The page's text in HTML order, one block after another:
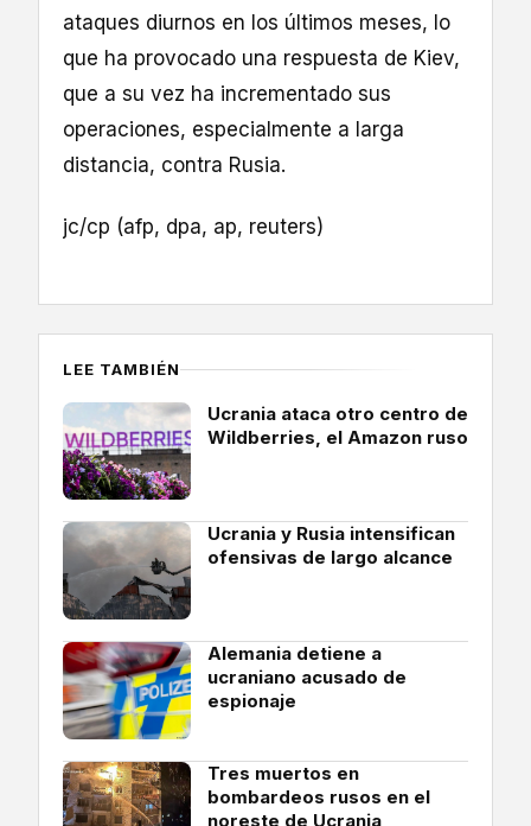
ataques diurnos en los últimos meses, lo
que ha provocado una respuesta de Kiev,
que a su vez ha incrementado sus
operaciones, especialmente a larga
distancia, contra Rusia.
jc/cp (afp, dpa, ap, reuters)
LEE TAMBIÉN
Ucrania ataca otro centro de
Wildberries, el Amazon ruso
Ucrania y Rusia intensifican
ofensivas de largo alcance
Alemania detiene a
ucraniano acusado de
espionaje
Tres muertos en
bombardeos rusos en el
noreste de Ucrania